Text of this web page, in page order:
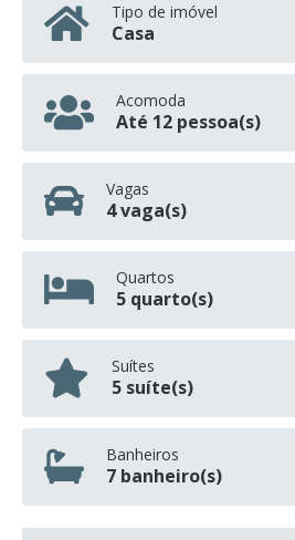
Tipo de imóvel
Casa
Acomoda
Até 12 pessoa(s)
Vagas
4 vaga(s)
Quartos
5 quarto(s)
Suítes
5 suíte(s)
Banheiros
7 banheiro(s)